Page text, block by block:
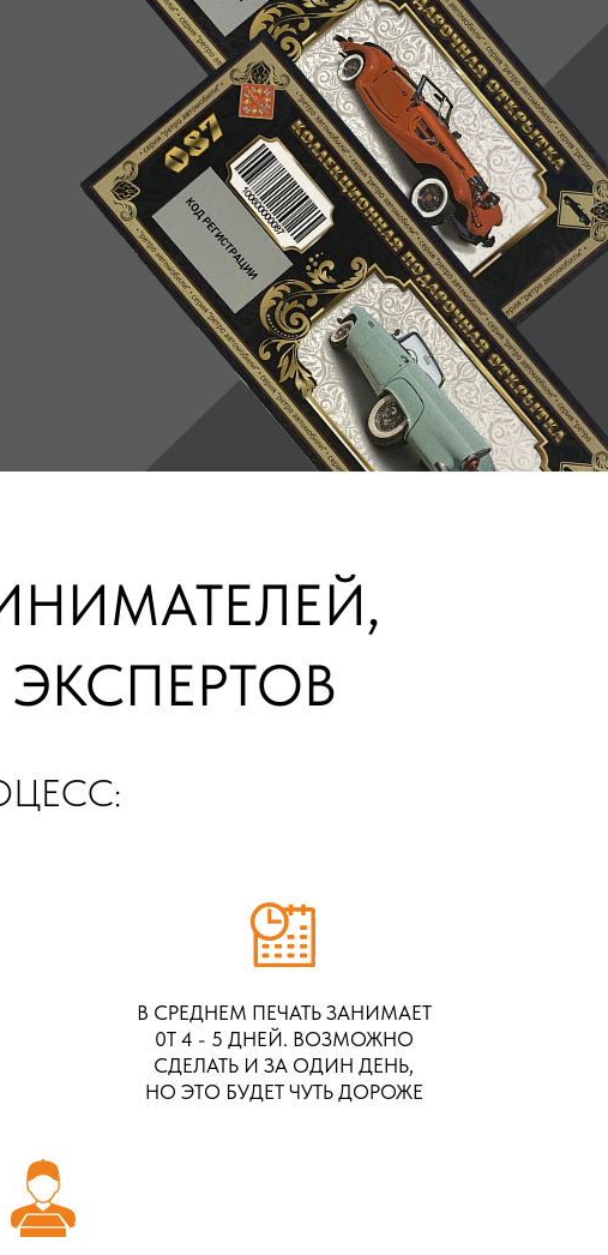
В СРЕДНЕМ ПЕЧАТЬ ЗАНИМАЕТ
0Т 4 - 5 ДНЕЙ. ВОЗМОЖНО
СДЕЛАТЬ И ЗА ОДИН ДЕНЬ,
НО ЭТО БУДЕТ ЧУТЬ ДОРОЖЕ